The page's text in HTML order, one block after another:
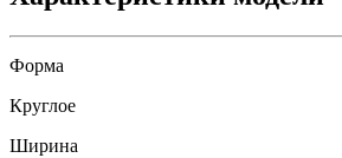
Форма
Круглое
Ширина